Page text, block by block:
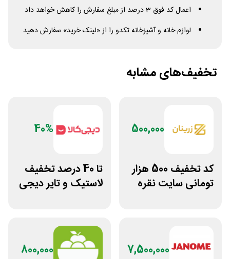
اعمال کد فوق 3 درصد از مبلغ سفارش را کاهش خواهد داد
لوازم خانه و آشپزخانه تکدو را از «لینک خرید» سفارش دهید
تخفیف‌های مشابه
500,000
کد تخفیف 500 هزار
تومانی سایت نقره
40%
تا 40 درصد تخفیف
لاستیک و تایر دیجی
7,500,000
800,000